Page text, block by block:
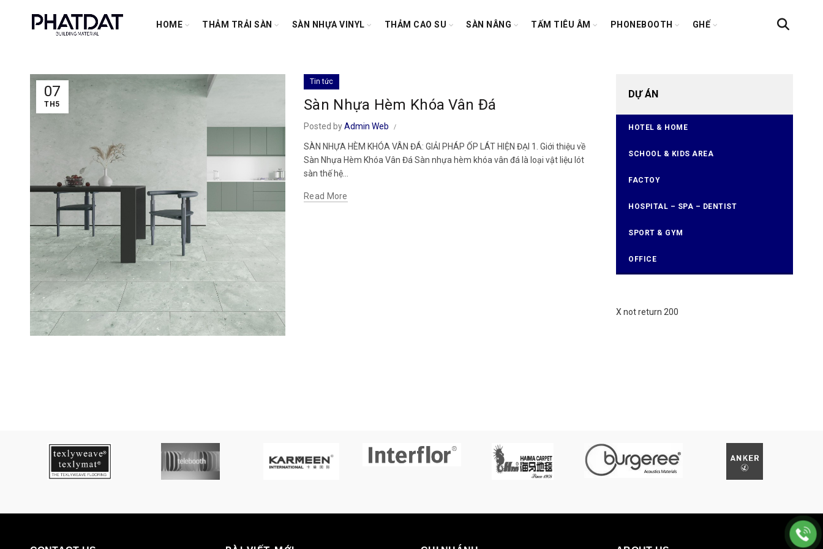
HOME THẢM TRẢI SÀN SÀN NHỰA VINYL THẢM CAO SU SÀN NÂNG TẤM TIÊU ÂM PHONEBOOTH GHẾ
07
TH5
Tin tức
Sàn Nhựa Hèm Khóa Vân Đá
Posted byAdmin Web
SÀN NHỰA HÈM KHÓA VÂN ĐÁ: GIẢI PHÁP ỐP LÁT HIỆN ĐẠI 1. Giới thiệu về
Sàn Nhựa Hèm Khóa Vân Đá Sàn nhựa hèm khóa vân đá là loại vật liệu lót
sàn thế hệ...
Read More
DỰ ÁN
HOTEL & HOME
SCHOOL & KIDS AREA
FACTOY
HOSPITAL – SPA – DENTIST
SPORT & GYM
OFFICE
X not return 200